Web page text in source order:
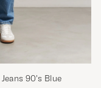
90's Blue